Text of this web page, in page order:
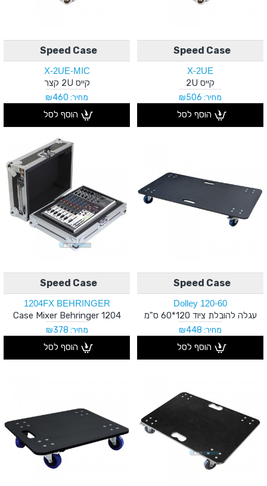
Speed Case
X-2UE
קייס 2U
מחיר: ₪506
הוסף לסל
Speed Case
X-2UE-MIC
קייס 2U קצר
מחיר: ₪460
הוסף לסל
Speed Case
Dolley 120-60
עגלה להובלת ציוד 120*60 ס"מ
מחיר: ₪448
הוסף לסל
Speed Case
1204FX BEHRINGER
Case Mixer Behringer 1204
מחיר: ₪378
הוסף לסל